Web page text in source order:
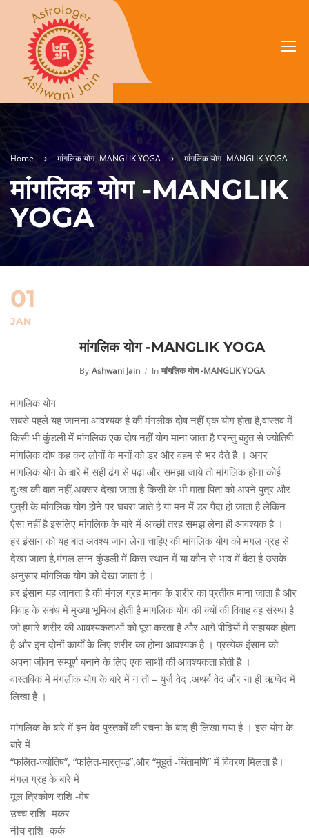
Home मांगलिक योग -MANGLIK YOGA मांगलिक योग -MANGLIK YOGA
मांगलिक योग -MANGLIK
YOGA
01
JAN
मांगलिक योग -MANGLIK YOGA
By Ashwani Jain In मांगलिक योग -MANGLIK YOGA
मांगलिक योग
सबसे पहले यह जानना आवश्यक है की मंगलीक दोष नहीं एक योग होता है,वास्तव में
किसी भी कुंडली में मांगलिक एक दोष नहीं योग माना जाता है परन्तु बहुत से ज्योतिषी
मांगलिक दोष कह कर लोगों के मनों को डर और वहम से भर देते है । अगर
मांगलिक योग के बारे में सही ढंग से पढ़ा और समझा जाये तो मांगलिक होना कोई
दुःख की बात नहीं,अक्सर देखा जाता है किसी के भी माता पिता को अपने पुत्र और
पुत्री के मांगलिक योग होने पर घबरा जाते है या मन में डर पैदा हो जाता है लेकिन
ऐसा नहीं है इसलिए मांगलिक के बारे में अच्छी तरह समझ लेना ही आवश्यक है ।
हर इंसान को यह बात अवश्य जान लेना चाहिए की मांगलिक योग को मंगल ग्रह से
देखा जाता है,मंगल लग्न कुंडली में किस स्थान में या कौन से भाव में बैठा है उसके
अनुसार मांगलिक योग को देखा जाता है ।
हर इंसान यह जानता है की मंगल ग्रह मानव के शरीर का प्रतीक माना जाता है और
विवाह के संबंध में मुख्या भूमिका होती है मांगलिक योग की क्यों की विवाह वह संस्था है
जो हमारे शरीर की आवश्यकताओं को पूरा करता है और आगे पीढ़ियों में सहायक होता
है और इन दोनों कार्यों के लिए शरीर का होना आवश्यक है । प्रत्येक इंसान को
अपना जीवन सम्पूर्ण बनाने के लिए एक साथी की आवश्यकता होती है ।
वास्तविक में मंगलीक योग के बारे में न तो – युर्ज वेद ,अथर्व वेद और ना ही ऋग्वेद में
लिखा है ।
मांगलिक के बारे में इन वेद पुस्तकों की रचना के बाद ही लिखा गया है । इस योग के
बारे में
“फलित-ज्योतिष”, “फलित-मारतुण्ड”,और “मुहूर्त -चिंतामणि” में विवरण मिलता है।
मंगल ग्रह के बारे में
मूल त्रिकोण राशि -मेष
उच्च राशि -मकर
नीच राशि -कर्क